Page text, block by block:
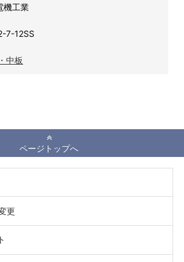
機工業
7-12SS
中板
ページトップへ
更